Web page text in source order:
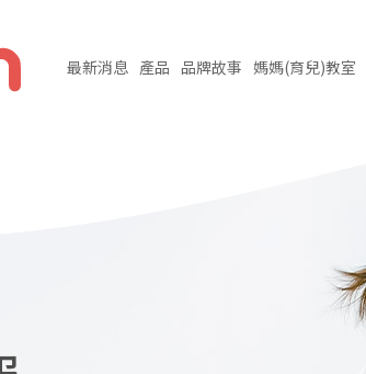
最新消息 產品 品牌故事 媽媽(育兒)教室